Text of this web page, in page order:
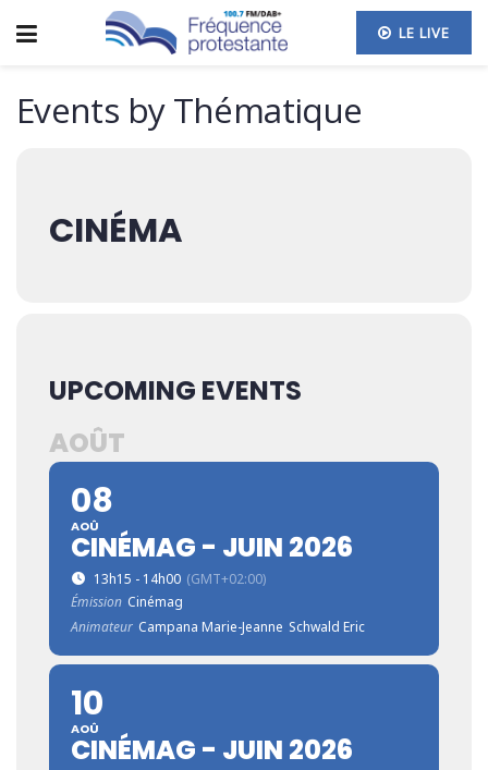
LE LIVE
Events by Thématique
CINÉMA
UPCOMING EVENTS
AOÛT
08
AOÛ
CINÉMAG - JUIN 2026
13h15 - 14h00 (GMT+02:00)
Émission Cinémag
Animateur Campana Marie-Jeanne Schwald Eric
10
AOÛ
CINÉMAG - JUIN 2026